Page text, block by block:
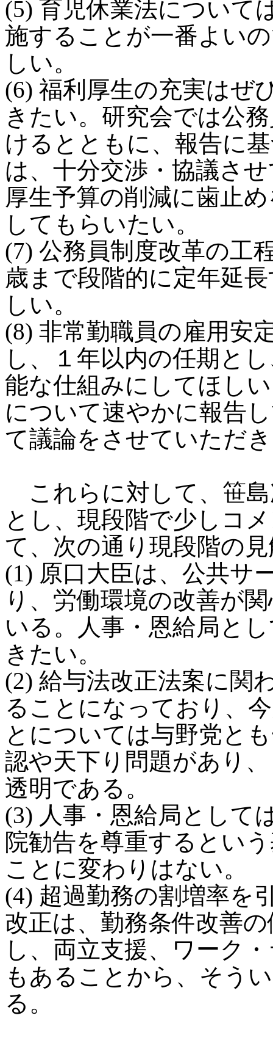
(5) 育児休業法について
施することが一番よい
しい。
(6) 福利厚生の充実はぜ
きたい。研究会では公
けるとともに、報告に
は、十分交渉・協議さ
厚生予算の削減に歯止
してもらいたい。
(7) 公務員制度改革の工
歳まで段階的に定年延
しい。
(8) 非常勤職員の雇用安
し、１年以内の任期と
能な仕組みにしてほし
について速やかに報告
て議論をさせていただ
これらに対して、笹
とし、現段階で少しコ
て、次の通り現段階の
(1) 原口大臣は、公共サ
り、労働環境の改善が
いる。人事・恩給局と
きたい。
(2) 給与法改正法案に関
ることになっており、
とについては与野党と
認や天下り問題があり
透明である。
(3) 人事・恩給局として
院勧告を尊重するとい
ことに変わりはない。
(4) 超過勤務の割増率を
改正は、勤務条件改善
し、両立支援、ワーク
もあることから、そう
る。